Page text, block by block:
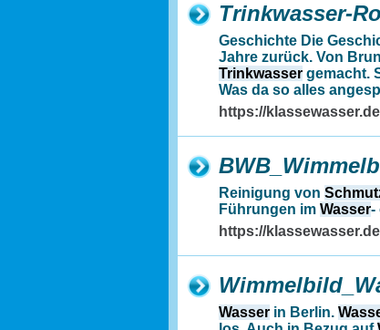
Trinkwasser-
Geschichte Die
Jahre zurück. Von
Trinkwasser gemacht.
Was da so alles
https://
Reinigung von
Führungen im Wasser-
https://
Wasser in Berlin.